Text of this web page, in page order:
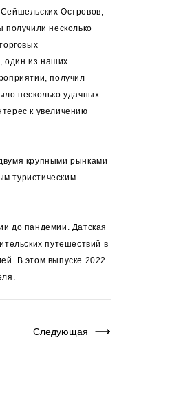
Островов;
несколько
один из наших
получил
несколько удачных
к увеличению
крупными рынками
туристическим
до пандемии. Датская
путешествий в
В этом выпуске 2022
Следующая